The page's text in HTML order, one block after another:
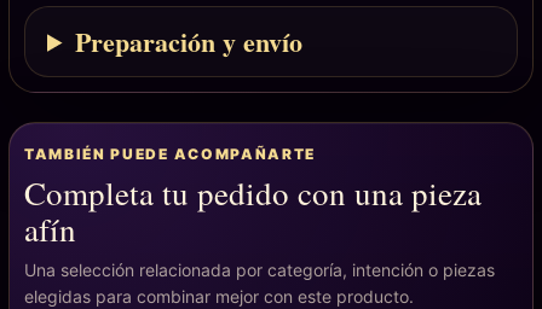
Preparación y envío
TAMBIÉN PUEDE ACOMPAÑARTE
Completa tu pedido con una pieza
afín
Una selección relacionada por categoría, intención o piezas
elegidas para combinar mejor con este producto.